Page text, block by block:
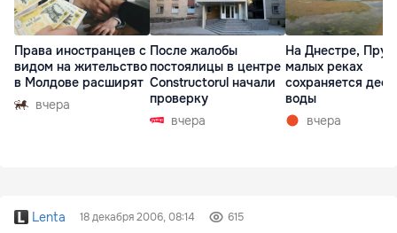
Права иностранцев с
видом на жительство
в Молдове расширят
вчера
После жалобы
постоялицы в центре
Constructorul начали
проверку
вчера
На Днестре,
малых реках
сохраняется
воды
вчера
Lenta 18 декабря 2006, 08:14 615